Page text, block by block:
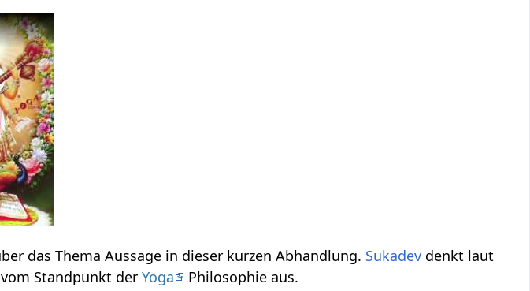
Aussage‏‎ - was heißt das? Verstehe etwas mehr über das Thema Aussage‏‎ in dieser kurzen Abhandlung. Sukadev denkt laut
nach über das Wort bzw. den Ausdruck Aussage‏‎ vom Standpunkt derYoga Philosophie aus.